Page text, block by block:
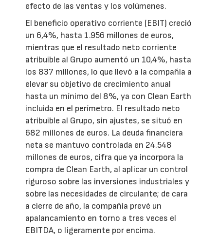
efecto de las ventas y los volúmenes.
El beneficio operativo corriente (EBIT) creció
un 6,4%, hasta 1.956 millones de euros,
mientras que el resultado neto corriente
atribuible al Grupo aumentó un 10,4%, hasta
los 837 millones, lo que llevó a la compañía a
elevar su objetivo de crecimiento anual
hasta un mínimo del 8%, ya con Clean Earth
incluida en el perímetro. El resultado neto
atribuible al Grupo, sin ajustes, se situó en
682 millones de euros. La deuda financiera
neta se mantuvo controlada en 24.548
millones de euros, cifra que ya incorpora la
compra de Clean Earth, al aplicar un control
riguroso sobre las inversiones industriales y
sobre las necesidades de circulante; de cara
a cierre de año, la compañía prevé un
apalancamiento en torno a tres veces el
EBITDA, o ligeramente por encima.